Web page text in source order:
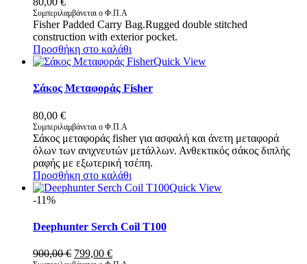
Συμπεριλαμβάνεται ο Φ.Π.Α
Fisher Padded Carry Bag.Rugged double stitched
construction with exterior pocket.
Προσθήκη στο καλάθι
Quick View
Σάκος Μεταφοράς Fisher
80,00 €
Συμπεριλαμβάνεται ο Φ.Π.Α
Σάκος μεταφοράς fisher για ασφαλή και άνετη μεταφορά
όλων των ανιχνευτών μετάλλων. Ανθεκτικός σάκος διπλής
ραφής με εξωτερική τσέπη.
Προσθήκη στο καλάθι
Quick View
-11%
Deephunter Serch Coil T100
900,00€ Original
799,00 €Η